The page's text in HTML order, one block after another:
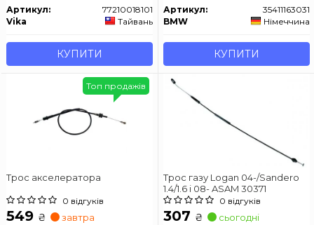
Артикул:
77210018101
Vika
Тайвань
КУПИТИ
Артикул:
35411163031
BMW
Німеччина
КУПИТИ
Трос акселератора
0 відгуків
549 ₴ завтра
Топ продажів
Трос газу Logan 04-/Sandero
1.4/1.6 i 08- ASAM 30371
0 відгуків
307 ₴ сьогодні